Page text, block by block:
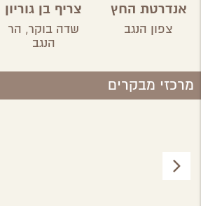
אנדרטת החץ
השחור
צפון הנגב
צריף בן גוריון
שדה בוקר, הר
הנגב
מרכזי מבקרים